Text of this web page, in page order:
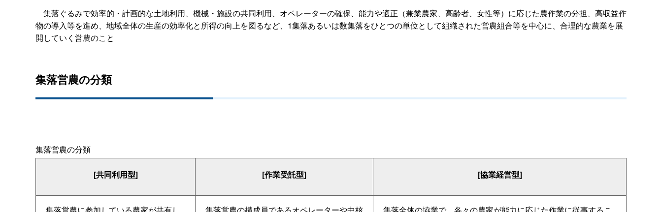
集落ぐるみで効率的・計画的な土地利用、機械・施設の共同利用、オペレーターの確保、能力や適正（兼業農家、高齢者、女性等）に応じた農作業の分担、高収益作
物の導入等を進め、地域全体の生産の効率化と所得の向上を図るなど、1集落あるいは数集落をひとつの単位として組織された営農組合等を中心に、合理的な農業を展
開していく営農のこと
集落営農の分類
[共同利用型] [作業受託型] [協業経営型]
集落営農の分類
集落営農に参加している農家が共有し 集落営農の構成員であるオペレーターや中核 集落全体の協業で、各々の農家が能力に応じた作業に従事するこ